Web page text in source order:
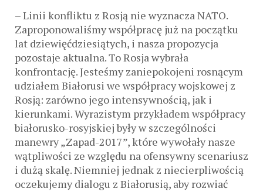
– Linii konfliktu z Rosją nie wyznacza NATO.
Zaproponowaliśmy współpracę już na początku
lat dziewięćdziesiątych, i nasza propozycja
pozostaje aktualna. To Rosja wybrała
konfrontację. Jesteśmy zaniepokojeni rosnącym
udziałem Białorusi we współpracy wojskowej z
Rosją: zarówno jego intensywnością, jak i
kierunkami. Wyrazistym przykładem współpracy
białorusko-rosyjskiej były w szczególności
manewry „Zapad-2017”, które wywołały nasze
wątpliwości ze względu na ofensywny scenariusz
i dużą skalę. Niemniej jednak z niecierpliwością
oczekujemy dialogu z Białorusią, aby rozwiać